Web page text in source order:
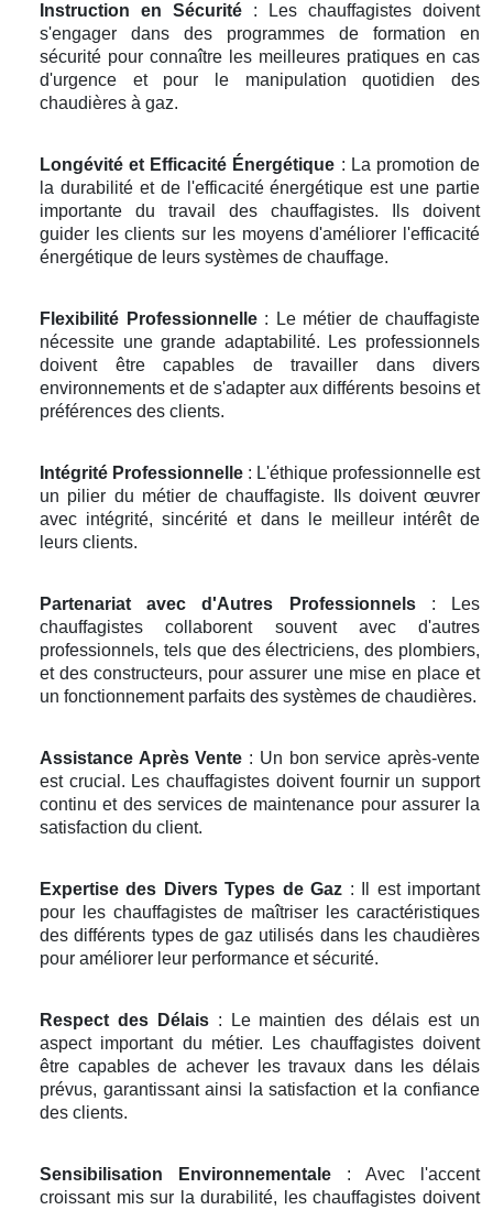
Instruction en Sécurité : Les chauffagistes doivent
s'engager dans des programmes de formation en
sécurité pour connaître les meilleures pratiques en cas
d'urgence et pour le manipulation quotidien des
chaudières à gaz.
Longévité et Efficacité Énergétique : La promotion de
la durabilité et de l'efficacité énergétique est une partie
importante du travail des chauffagistes. Ils doivent
guider les clients sur les moyens d'améliorer l'efficacité
énergétique de leurs systèmes de chauffage.
Flexibilité Professionnelle: Le métier de chauffagiste
nécessite une grande adaptabilité. Les professionnels
doivent être capables de travailler dans divers
environnements et de s'adapter aux différents besoins et
préférences des clients.
Intégrité Professionnelle : L'éthique professionnelle est
un pilier du métier de chauffagiste. Ils doivent œuvrer
avec intégrité, sincérité et dans le meilleur intérêt de
leurs clients.
Partenariat avec d'Autres Professionnels: Les
chauffagistes collaborent souvent avec d'autres
professionnels, tels que des électriciens, des plombiers,
et des constructeurs, pour assurer une mise en place et
un fonctionnement parfaits des systèmes de chaudières.
Assistance Après Vente : Un bon service après-vente
est crucial. Les chauffagistes doivent fournir un support
continu et des services de maintenance pour assurer la
satisfaction du client.
Expertise des Divers Types de Gaz : Il est important
pour les chauffagistes de maîtriser les caractéristiques
des différents types de gaz utilisés dans les chaudières
pour améliorer leur performance et sécurité.
Respect des Délais: Le maintien des délais est un
aspect important du métier. Les chauffagistes doivent
être capables de achever les travaux dans les délais
prévus, garantissant ainsi la satisfaction et la confiance
des clients.
Sensibilisation Environnementale : Avec l'accent
croissant mis sur la durabilité, les chauffagistes doivent